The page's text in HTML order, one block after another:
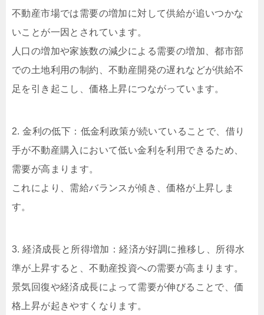
不動産市場では需要の増加に対して供給が追いつかな
いことが一因とされています。
人口の増加や家族数の減少による需要の増加、都市部
での土地利用の制約、不動産開発の遅れなどが供給不
足を引き起こし、価格上昇につながっています。
2. 金利の低下：低金利政策が続いていることで、借り
手が不動産購入において低い金利を利用できるため、
需要が高まります。
これにより、需給バランスが傾き、価格が上昇しま
す。
3. 経済成長と所得増加：経済が好調に推移し、所得水
準が上昇すると、不動産投資への需要が高まります。
景気回復や経済成長によって需要が伸びることで、価
格上昇が起きやすくなります。